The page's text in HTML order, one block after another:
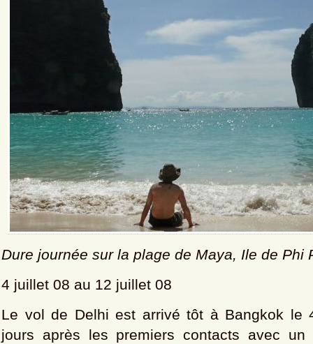
Dure journée sur la plage de Maya, Ile de Phi
4 juillet 08 au 12 juillet 08
Le vol de Delhi est arrivé tôt à Bangkok le
jours après les premiers contacts avec un